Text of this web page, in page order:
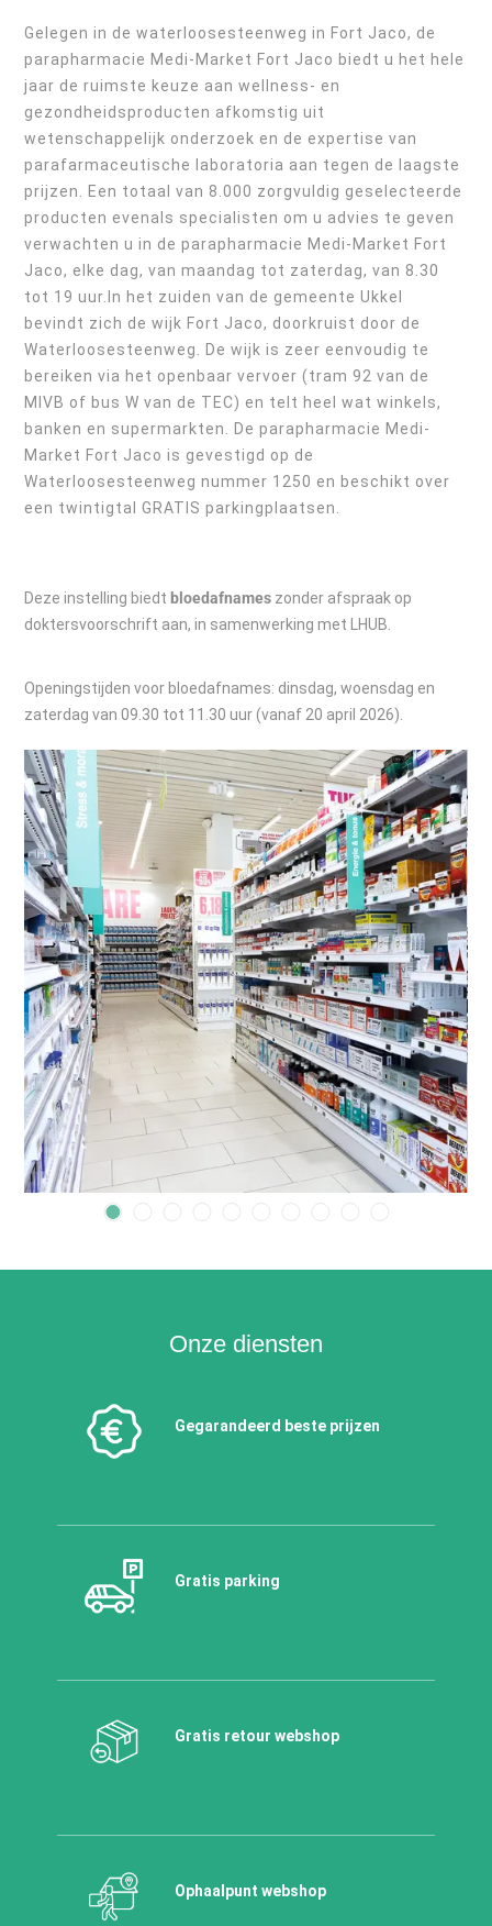
Gelegen in de waterloosesteenweg in Fort Jaco, de
parapharmacie Medi-Market Fort Jaco biedt u het hele
jaar de ruimste keuze aan wellness- en
gezondheidsproducten afkomstig uit
wetenschappelijk onderzoek en de expertise van
parafarmaceutische laboratoria aan tegen de laagste
prijzen. Een totaal van 8.000 zorgvuldig geselecteerde
producten evenals specialisten om u advies te geven
verwachten u in de parapharmacie Medi-Market Fort
Jaco, elke dag, van maandag tot zaterdag, van 8.30
tot 19 uur.In het zuiden van de gemeente Ukkel
bevindt zich de wijk Fort Jaco, doorkruist door de
Waterloosesteenweg. De wijk is zeer eenvoudig te
bereiken via het openbaar vervoer (tram 92 van de
MIVB of bus W van de TEC) en telt heel wat winkels,
banken en supermarkten. De parapharmacie Medi-
Market Fort Jaco is gevestigd op de
Waterloosesteenweg nummer 1250 en beschikt over
een twintigtal GRATIS parkingplaatsen.
Deze instelling biedt bloedafnames zonder afspraak op
doktersvoorschrift aan, in samenwerking met LHUB.
Openingstijden voor bloedafnames: dinsdag, woensdag en
zaterdag van 09.30 tot 11.30 uur (vanaf 20 april 2026).
Onze diensten
Gegarandeerd beste prijzen
Gratis parking
Gratis retour webshop
Ophaalpunt webshop